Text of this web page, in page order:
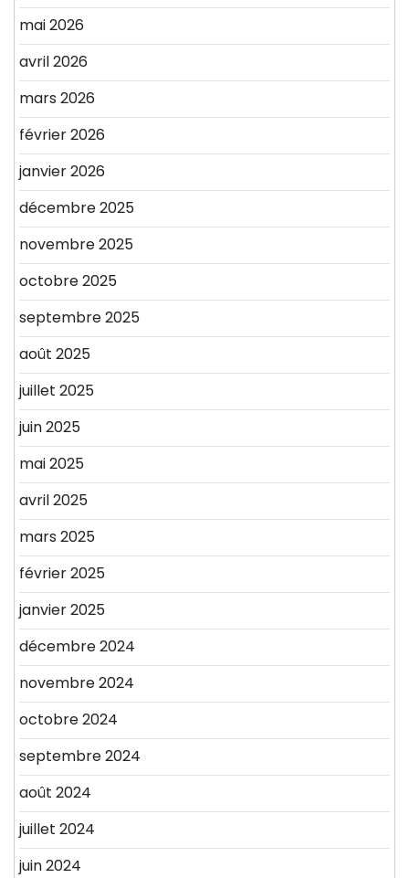
mai 2026
avril 2026
mars 2026
février 2026
janvier 2026
décembre 2025
novembre 2025
octobre 2025
septembre 2025
août 2025
juillet 2025
juin 2025
mai 2025
avril 2025
mars 2025
février 2025
janvier 2025
décembre 2024
novembre 2024
octobre 2024
septembre 2024
août 2024
juillet 2024
juin 2024